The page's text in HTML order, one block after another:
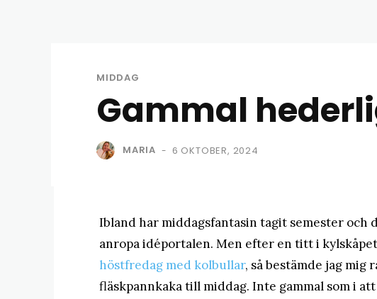
MIDDAG
Gammal
MARIA - 6 OKTOBER, 2024
Ibland har middagsfantasin tagit semester och
anropa idéportalen. Men efter en titt i
höstfredag med kolbullar, så bestämde jag mig
fläskpannkaka till middag. Inte gammal som i